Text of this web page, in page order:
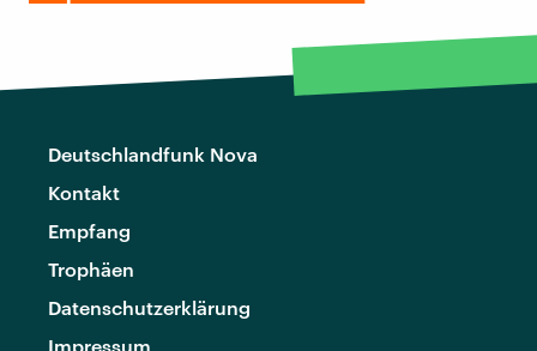
Deutschlandfunk Nova
Kontakt
Empfang
Trophäen
Datenschutzerklärung
Impressum